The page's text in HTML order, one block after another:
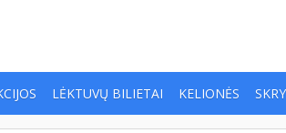
LĖKTUVŲ BILIETAI KELIONĖS